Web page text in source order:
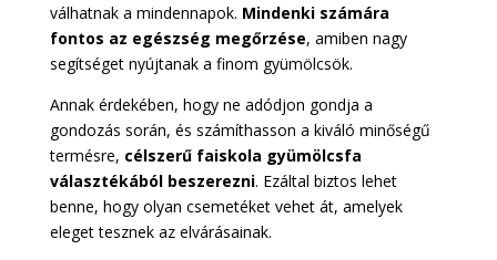
válhatnak a mindennapok. Mindenki számára
fontos az egészség megőrzése, amiben nagy
segítséget nyújtanak a finom gyümölcsök.
Annak érdekében, hogy ne adódjon gondja a
gondozás során, és számíthasson a kiváló minőségű
termésre, célszerű faiskola gyümölcsfa
választékából beszerezni. Ezáltal biztos lehet
benne, hogy olyan csemetéket vehet át, amelyek
eleget tesznek az elvárásainak.